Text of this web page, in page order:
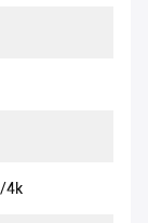
4k